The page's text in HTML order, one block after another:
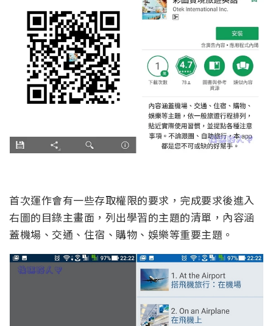
首次運作會有一些存取權限的要求，完成要求後進入
右圖的目錄主畫面，列出學習的主題的清單，內容涵
蓋機場、交通、住宿、購物、娛樂等重要主題。